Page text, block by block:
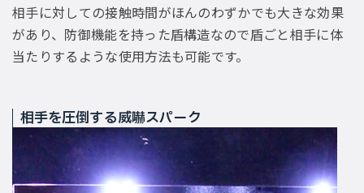
相手に対しての接触時間がほんのわずかでも大きな効果
があり、防御機能を持った盾構造なので盾ごと相手に体
当たりするような使用方法も可能です。
相手を圧倒する威嚇スパーク